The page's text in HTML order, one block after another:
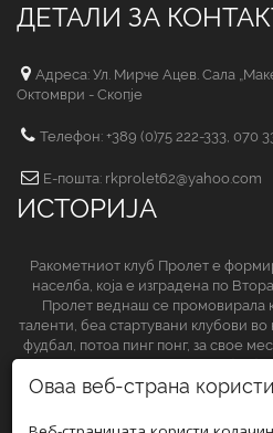
ДЕТАЛИ ЗА
Адреса: Ул. Мирче Ацев. Сала
Октомври - Скопје
Телефон: +389 (0)75 222-333, 070
Е-пошта: rkprolet62@yahoo.com
ИСТОРИЈА
Ракометниот клуб Пролет е
населба, која е изградена по
Пролет веднаш се промовирала
таленти, беа стартувани клубови
фудбал, потоа пинг понг, за свое
СЛЕДЕТЕ НЀ НА
Оваа веб-страна